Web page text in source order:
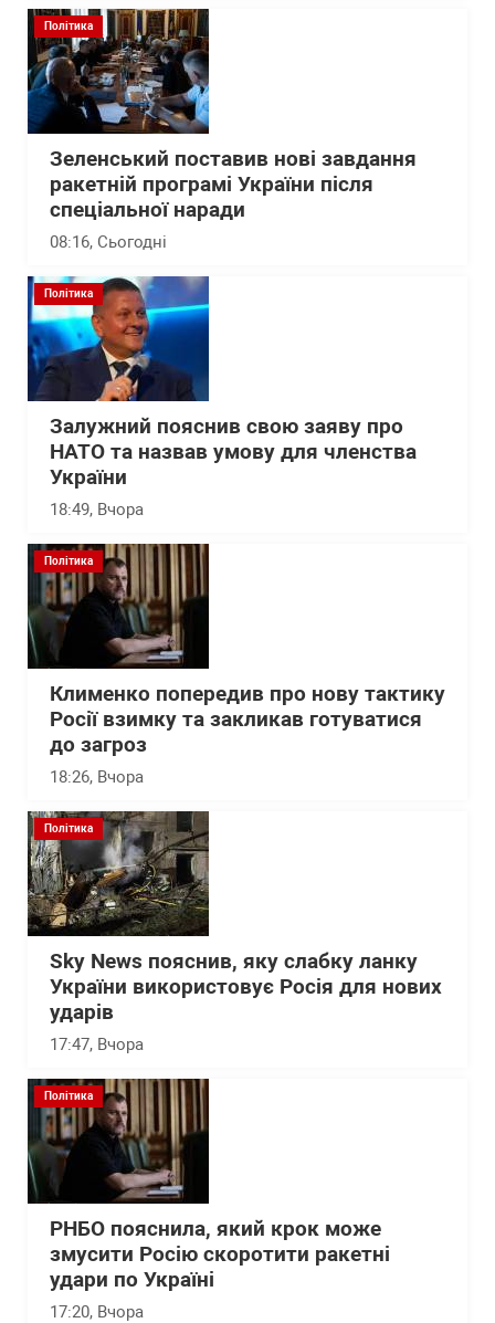
Політика
Зеленський поставив нові завдання
ракетній програмі України після
спеціальної наради
08:16, Сьогодні
Політика
Залужний пояснив свою заяву про
НАТО та назвав умову для членства
України
18:49, Вчора
Політика
Клименко попередив про нову тактику
Росії взимку та закликав готуватися
до загроз
18:26, Вчора
Політика
Sky News пояснив, яку слабку ланку
України використовує Росія для нових
ударів
17:47, Вчора
Політика
РНБО пояснила, який крок може
змусити Росію скоротити ракетні
удари по Україні
17:20, Вчора